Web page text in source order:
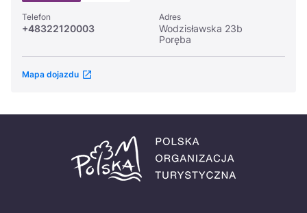
Telefon
+48322120003
Adres
Wodzisławska 23b
Poręba
Mapa dojazdu